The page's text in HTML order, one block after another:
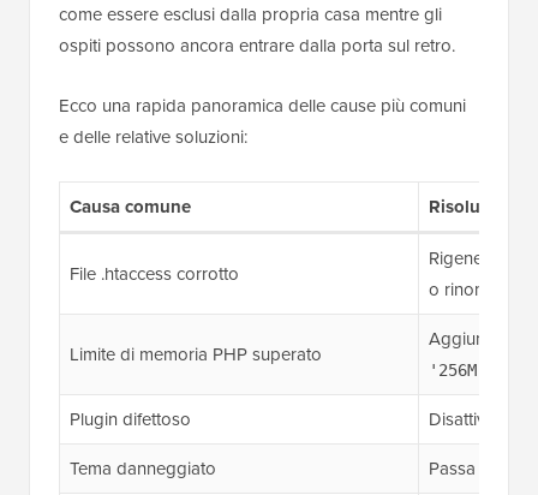
come essere esclusi dalla propria casa mentre gli
ospiti possono ancora entrare dalla porta sul retro.
Ecco una rapida panoramica delle cause più comuni
e delle relative soluzioni:
Causa comune Risoluzione
File .htaccess corrotto
Rigenera
o rinomina
Limite di memoria PHP superato
Aggiungi
'256M');
Plugin difettoso
Disattiva tutti
Tema danneggiato
Passa a un